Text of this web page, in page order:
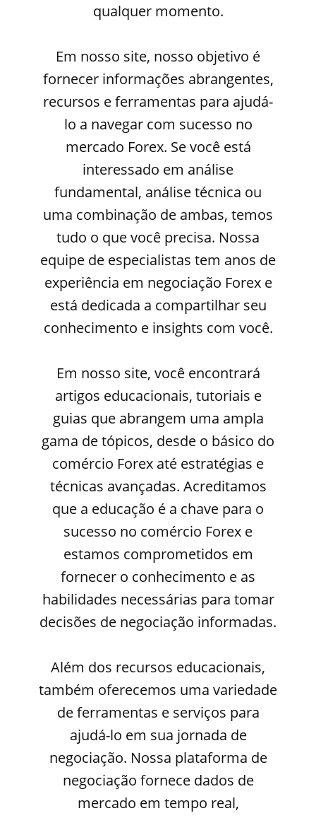
qualquer momento.
Em nosso site, nosso objetivo é
fornecer informações abrangentes,
recursos e ferramentas para ajudá-
lo a navegar com sucesso no
mercado Forex. Se você está
interessado em análise
fundamental, análise técnica ou
uma combinação de ambas, temos
tudo o que você precisa. Nossa
equipe de especialistas tem anos de
experiência em negociação Forex e
está dedicada a compartilhar seu
conhecimento e insights com você.
Em nosso site, você encontrará
artigos educacionais, tutoriais e
guias que abrangem uma ampla
gama de tópicos, desde o básico do
comércio Forex até estratégias e
técnicas avançadas. Acreditamos
que a educação é a chave para o
sucesso no comércio Forex e
estamos comprometidos em
fornecer o conhecimento e as
habilidades necessárias para tomar
decisões de negociação informadas.
Além dos recursos educacionais,
também oferecemos uma variedade
de ferramentas e serviços para
ajudá-lo em sua jornada de
negociação. Nossa plataforma de
negociação fornece dados de
mercado em tempo real,